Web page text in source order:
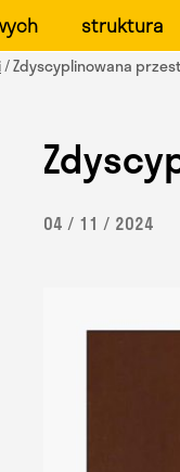
struktura
/ Zdyscyplinowana
04 / 11 / 2024